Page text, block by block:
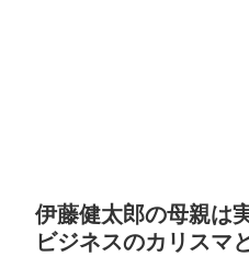
伊藤健太郎の母親は
ビジネスのカリスマ